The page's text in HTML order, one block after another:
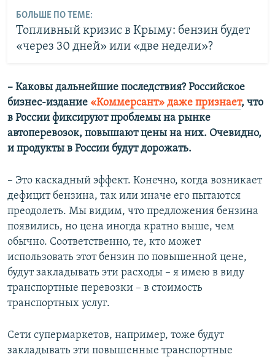
БОЛЬШЕ ПО ТЕМЕ:
Топливный кризис в Крыму: бензин будет
«через 30 дней» или «две недели»?
– Каковы дальнейшие последствия? Российское
бизнес-издание «Коммерсант» даже признает, что
в России фиксируют проблемы на рынке
автоперевозок, повышают цены на них. Очевидно,
и продукты в России будут дорожать.
– Это каскадный эффект. Конечно, когда возникает
дефицит бензина, так или иначе его пытаются
преодолеть. Мы видим, что предложения бензина
появились, но цена иногда кратно выше, чем
обычно. Соответственно, те, кто может
использовать этот бензин по повышенной цене,
будут закладывать эти расходы – я имею в виду
транспортные перевозки – в стоимость
транспортных услуг.
Сети супермаркетов, например, тоже будут
закладывать эти повышенные транспортные